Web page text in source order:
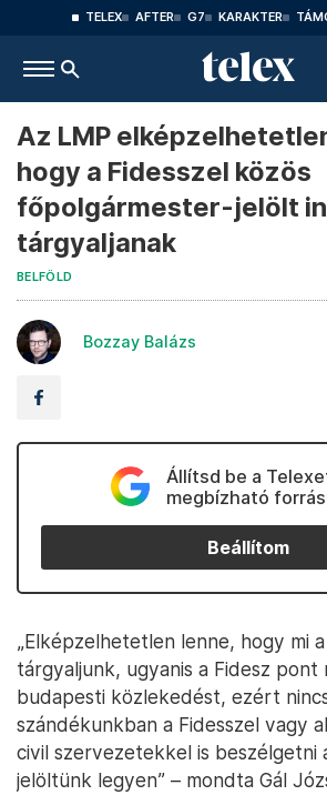
TELEX AFTER G7 KARAKTER
Az LMP
hogy a Fidesszel közös
főpolgármester-jelölt
tárgyaljanak
BELFÖLD
Bozzay Balázs
Állítsd be a
megbízható
Beállítom
„Elképzelhetetlen lenne, hogy mi
tárgyaljunk, ugyanis a Fidesz pont
budapesti közlekedést, ezért
szándékunkban a Fidesszel vagy
civil szervezetekkel is beszélgetni
jelöltünk legyen” – mondta Gál